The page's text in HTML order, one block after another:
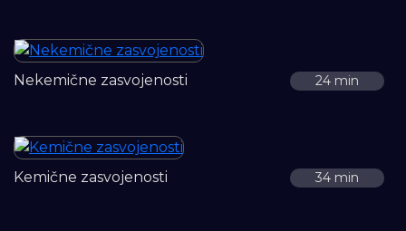
Nekemične zasvojenosti 24 min
Kemične zasvojenosti 34 min